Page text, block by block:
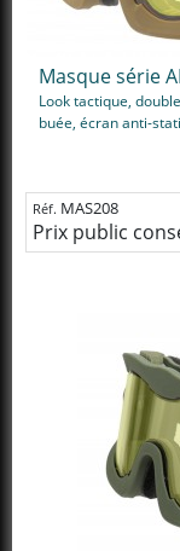
Masque série
Look tactique,
buée, écran anti-
Réf. MAS208
Prix public